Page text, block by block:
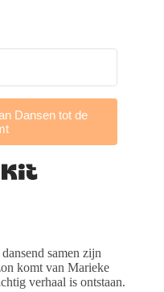
Dansen tot de
samen zijn
komt van Marieke
verhaal is ontstaan.